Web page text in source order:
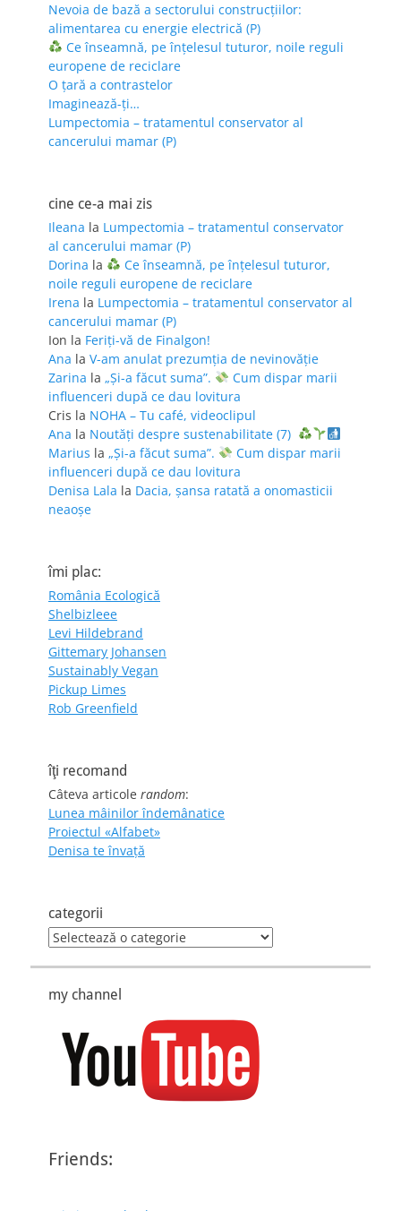
Nevoia de bază a sectorului construcțiilor:
alimentarea cu energie electrică (P)
Ce înseamnă, pe înțelesul tuturor, noile reguli
europene de reciclare
O țară a contrastelor
Imaginează-ți…
Lumpectomia – tratamentul conservator al
cancerului mamar (P)
cine ce-a mai zis
Ileana la Lumpectomia – tratamentul conservator
al cancerului mamar (P)
Dorina la
Ce înseamnă, pe înțelesul tuturor,
noile reguli europene de reciclare
Irena la Lumpectomia – tratamentul conservator al
cancerului mamar (P)
Ion la Feriţi-vă de Finalgon!
Ana la V-am anulat prezumția de nevinovăție
Zarina la „Și-a făcut suma”.
Cum dispar marii
influenceri după ce dau lovitura
Cris la NOHA – Tu café, videoclipul
Ana la Noutăți despre sustenabilitate (7)
Marius la „Și-a făcut suma”.
Cum dispar marii
influenceri după ce dau lovitura
Denisa Lala la Dacia, șansa ratată a onomasticii
neaoșe
îmi plac:
România Ecologică
Shelbizleee
Levi Hildebrand
Gittemary Johansen
Sustainably Vegan
Pickup Limes
Rob Greenfield
îţi recomand
Câteva articole random:
Lunea mâinilor îndemânatice
Proiectul «Alfabet»
Denisa te învaţă
categorii
categorii
my channel
Friends: